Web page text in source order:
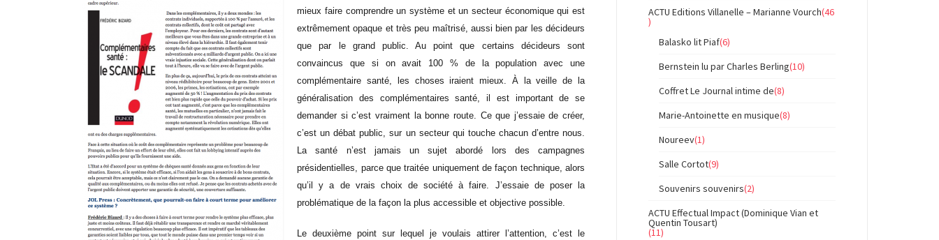
mieux faire comprendre un système et un secteur économique qui est
extrêmement opaque et très peu maîtrisé, aussi bien par les décideurs
que par le grand public. Au point que certains décideurs sont
convaincus que si on avait 100 % de la population avec une
complémentaire santé, les choses iraient mieux. À la veille de la
généralisation des complémentaires santé, il est important de se
demander si c’est vraiment la bonne route. Ce que j’essaie de créer,
c’est un débat public, sur un secteur qui touche chacun d’entre nous.
La santé n’est jamais un sujet abordé lors des campagnes
présidentielles, parce que traitée uniquement de façon technique, alors
qu’il y a de vrais choix de société à faire. J’essaie de poser la
problématique de la façon la plus accessible et objective possible.
Le deuxième point sur lequel je voulais attirer l’attention, c’est le
ACTU Editions Villanelle – Marianne Vourch(46
)
Balasko lit Piaf(6)
Bernstein lu par Charles Berling(10)
Coffret Le Journal intime de(8)
Marie-Antoinette en musique(8)
Noureev(1)
Salle Cortot(9)
Souvenirs souvenirs(2)
ACTU Effectual Impact (Dominique Vian et
Quentin Tousart)
(11)